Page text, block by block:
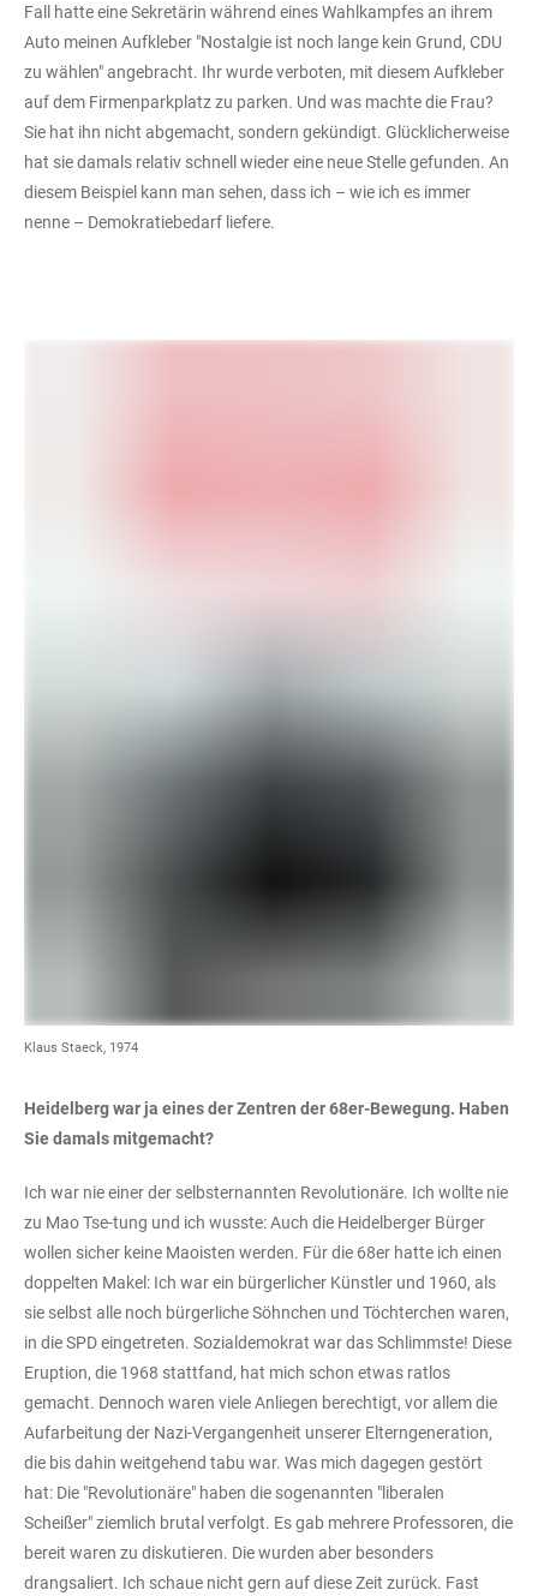
Fall hatte eine Sekretärin während eines Wahlkampfes an ihrem
Auto meinen Aufkleber "Nostalgie ist noch lange kein Grund, CDU
zu wählen" angebracht. Ihr wurde verboten, mit diesem Aufkleber
auf dem Firmenparkplatz zu parken. Und was machte die Frau?
Sie hat ihn nicht abgemacht, sondern gekündigt. Glücklicherweise
hat sie damals relativ schnell wieder eine neue Stelle gefunden. An
diesem Beispiel kann man sehen, dass ich – wie ich es immer
nenne – Demokratiebedarf liefere.
Klaus Staeck, 1974
Heidelberg war ja eines der Zentren der 68er-Bewegung. Haben
Sie damals mitgemacht?
Ich war nie einer der selbsternannten Revolutionäre. Ich wollte nie
zu Mao Tse-tung und ich wusste: Auch die Heidelberger Bürger
wollen sicher keine Maoisten werden. Für die 68er hatte ich einen
doppelten Makel: Ich war ein bürgerlicher Künstler und 1960, als
sie selbst alle noch bürgerliche Söhnchen und Töchterchen waren,
in die SPD eingetreten. Sozialdemokrat war das Schlimmste! Diese
Eruption, die 1968 stattfand, hat mich schon etwas ratlos
gemacht. Dennoch waren viele Anliegen berechtigt, vor allem die
Aufarbeitung der Nazi-Vergangenheit unserer Elterngeneration,
die bis dahin weitgehend tabu war. Was mich dagegen gestört
hat: Die "Revolutionäre" haben die sogenannten "liberalen
Scheißer" ziemlich brutal verfolgt. Es gab mehrere Professoren, die
bereit waren zu diskutieren. Die wurden aber besonders
drangsaliert. Ich schaue nicht gern auf diese Zeit zurück. Fast